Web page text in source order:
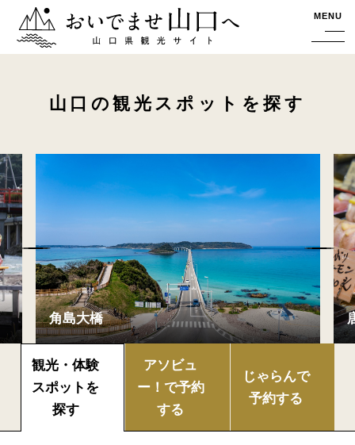
おいでませ山口へー山口県観光サイト MENU
山口の観光スポットを探す
観光・体験
スポットを
探す
アソビュ
ー！で予約
する
じゃらんで
予約する